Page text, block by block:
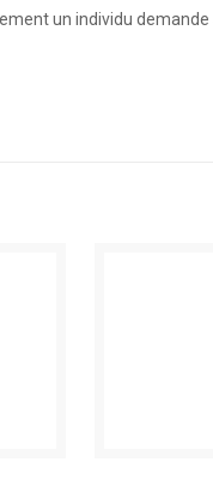
un individu demande